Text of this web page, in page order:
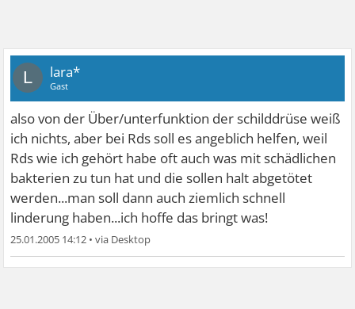
L lara*
Gast
also von der Über/unterfunktion der schilddrüse weiß
ich nichts, aber bei Rds soll es angeblich helfen, weil
Rds wie ich gehört habe oft auch was mit schädlichen
bakterien zu tun hat und die sollen halt abgetötet
werden...man soll dann auch ziemlich schnell
linderung haben...ich hoffe das bringt was!
25.01.2005 14:12 •